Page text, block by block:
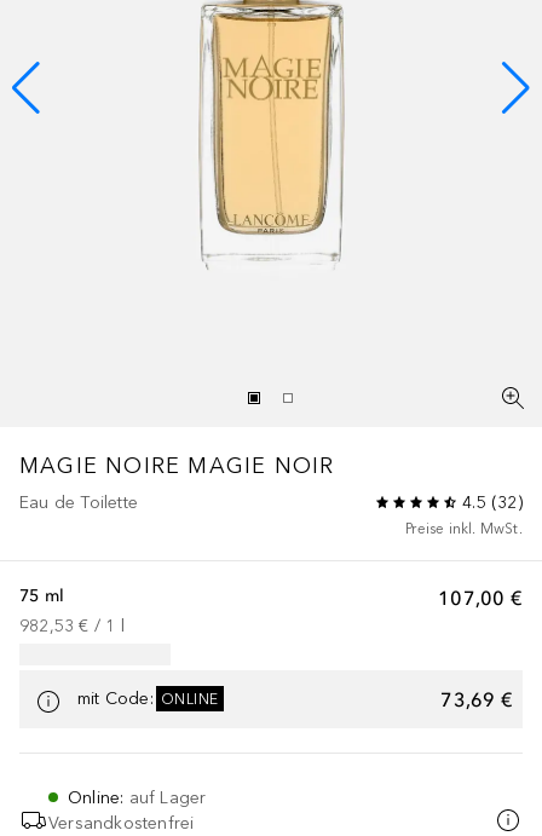
MAGIE NOIRE MAGIE NOIR
Eau de Toilette 4.5 (32)
Preise inkl. MwSt.
107,00 €
75 ml
982,53 € / 1
mit Code: ONLINE 73,69 €
Online: auf Lager
Versandkostenfrei